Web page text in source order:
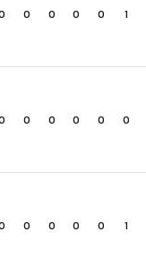
0 0 0 0 1
0 0 0 0 0
0 0 0 0 1